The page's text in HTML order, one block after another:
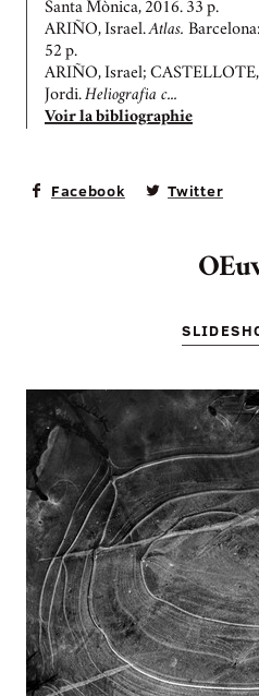
Santa Mònica, 2016. 33 p.
ARIÑO, Israel.Atlas.
52 p.
ARIÑO, Israel;
Jordi. Heliografia c...
Voir la bibliographie
Facebook Twitter